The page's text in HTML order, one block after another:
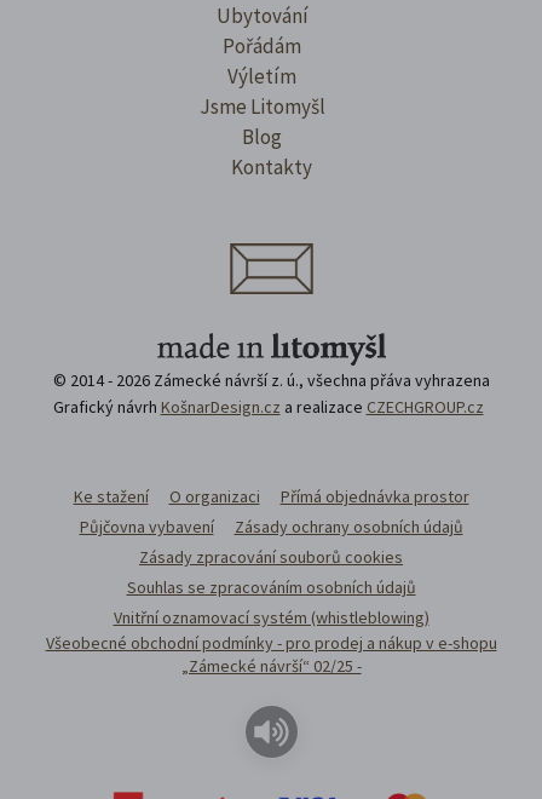
Ubytování
Pořádám
Výletím
Jsme Litomyšl
Blog
Kontakty
© 2014 - 2026 Zámecké návrší z. ú., všechna přáva vyhrazena
Grafický návrh KošnarDesign.cz a realizace CZECHGROUP.cz
Ke stažení O organizaci
Přímá objednávka prostor
Půjčovna vybavení
Zásady ochrany osobních údajů
Zásady zpracování souborů cookies
Souhlas se zpracováním osobních údajů
Vnitřní oznamovací systém (whistleblowing)
Všeobecné obchodní podmínky - pro prodej a nákup v e-shopu
„Zámecké návrší“ 02/25 -